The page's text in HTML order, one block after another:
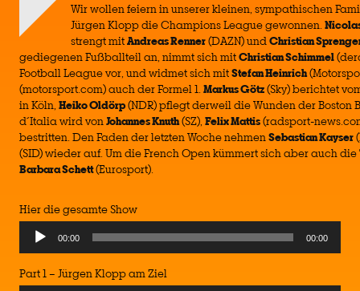
Wir wollen feiern in unserer kleinen, sympathischen
Jürgen Klopp die Champions League gewonnen.
strengt mitAndreas Renner(DAZN) undChristian
gediegenen Fußballteil an, nimmt sich mitChristian Schimmel
Football League vor, und widmet sich mitStefan Heinrich
(motorsport.com) auch der Formel 1.Markus Götz(Sky) berichtet
in Köln, Heiko Oldörp(NDR) pflegt derweil die Wunden der Boston
d´Italia wird vonJohannes Knuth(SZ), Felix Mattis(radsport-
bestritten. Den Faden der letzten Woche nehmenSebastian Kayser
(SID) wieder auf. Um die French Open kümmert sich aber auch
Barbara Schett(Eurosport).
Hier die gesamte Show
Audio
Player
00:00 00:00
Part 1 – Jürgen Klopp am Ziel